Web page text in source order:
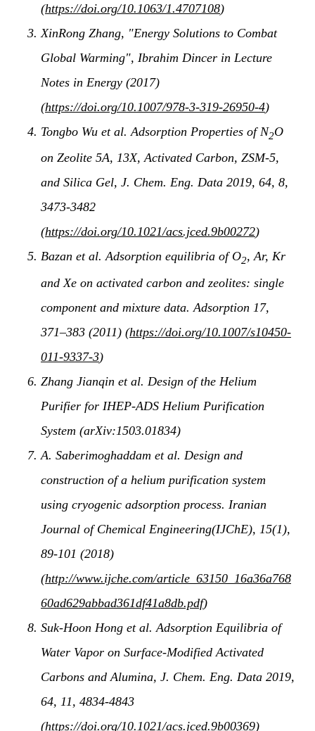
(https://doi.org/10.1063/1.4707108)
XinRong Zhang, "Energy Solutions to Combat
Global Warming", Ibrahim Dincer in Lecture
Notes in Energy (2017)
(https://doi.org/10.1007/978-3-319-26950-4)
Tongbo Wu et al. Adsorption Properties of N2O
on Zeolite 5A, 13X, Activated Carbon, ZSM-5,
and Silica Gel, J. Chem. Eng. Data 2019, 64, 8,
3473-3482
(https://doi.org/10.1021/acs.jced.9b00272)
Bazan et al. Adsorption equilibria of O2, Ar, Kr
and Xe on activated carbon and zeolites: single
component and mixture data. Adsorption 17,
371–383 (2011) (https://doi.org/10.1007/s10450-
011-9337-3)
Zhang Jianqin et al. Design of the Helium
Purifier for IHEP-ADS Helium Purification
System (arXiv:1503.01834)
A. Saberimoghaddam et al. Design and
construction of a helium purification system
using cryogenic adsorption process. Iranian
Journal of Chemical Engineering(IJChE), 15(1),
89-101 (2018)
(http://www.ijche.com/article_63150_16a36a768
60ad629abbad361df41a8db.pdf)
Suk-Hoon Hong et al. Adsorption Equilibria of
Water Vapor on Surface-Modified Activated
Carbons and Alumina, J. Chem. Eng. Data 2019,
64, 11, 4834-4843
(https://doi.org/10.1021/acs.jced.9b00369)